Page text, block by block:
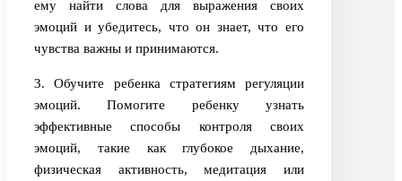
ему найти слова для выражения своих
эмоций и убедитесь, что он знает, что его
чувства важны и принимаются.
3. Обучите ребенка стратегиям регуляции
эмоций. Помогите ребенку узнать
эффективные способы контроля своих
эмоций, такие как глубокое дыхание,
физическая активность, медитация или